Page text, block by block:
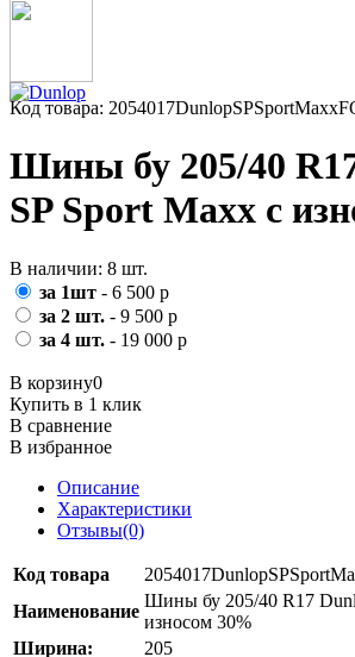
Код товара:
Шины бу 205/40
SP Sport Maxx с
В наличии: 8 шт.
за 1шт - 6 500 р
за 2 шт. - 9 500 р
за 4 шт. - 19 000 р
В корзину0
Купить в 1 клик
В сравнение
В избранное
Описание
Характеристики
Отзывы(0)
Код товара
Наименование
Шины бу 205/40 R17
износом 30%
Ширина:
205